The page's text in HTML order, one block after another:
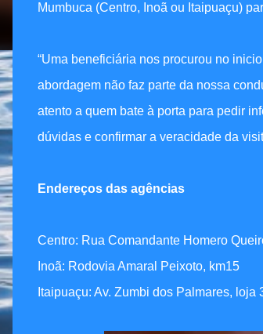
Mumbuca (Centro, Inoã ou Itaipuaçu)
“Uma beneficiária nos procurou no
abordagem não faz parte da nossa
atento a quem bate à porta para pedir
dúvidas e confirmar a veracidade da
Endereços das agências
Centro: Rua Comandante Homero
Inoã: Rodovia Amaral Peixoto, km15
Itaipuaçu: Av. Zumbi dos Palmares, loja